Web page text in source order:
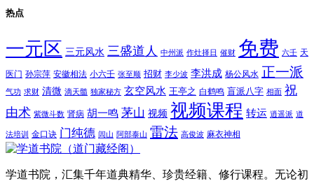
热点
一元区 三元风水 三盛道人 中州派 作灶择日 催财 免费 六壬 天
医门 孙宗萍 安徽相法 小六壬 张至顺 招财 李少波 李洪成 杨公风水 正一派
气功 求财 清微 滴天髓 独家秘方 玄空风水 王亭之 白鹤鸣 盲派八字 相面 祝
由术 紫微斗数 肾病 胡一鸣 茅山 视频 视频课程 转运 逍遥派 道
法培训 金口诀 门纯德 闾山 阿部泰山 雷法 高俊波 麻衣神相
学道书院，汇集千年道典精华、珍贵经籍、修行课程。无论初